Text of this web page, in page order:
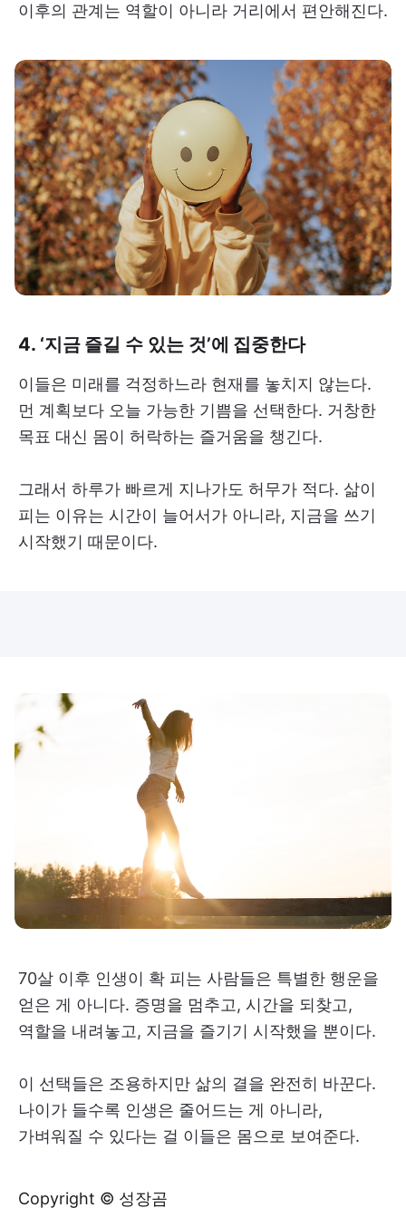
이후의 관계는 역할이 아니라 거리에서 편안해진다.
4. ‘지금 즐길 수 있는 것’에 집중한다
이들은 미래를 걱정하느라 현재를 놓치지 않는다.
먼 계획보다 오늘 가능한 기쁨을 선택한다. 거창한
목표 대신 몸이 허락하는 즐거움을 챙긴다.
그래서 하루가 빠르게 지나가도 허무가 적다. 삶이
피는 이유는 시간이 늘어서가 아니라, 지금을 쓰기
시작했기 때문이다.
70살 이후 인생이 확 피는 사람들은 특별한 행운을
얻은 게 아니다. 증명을 멈추고, 시간을 되찾고,
역할을 내려놓고, 지금을 즐기기 시작했을 뿐이다.
이 선택들은 조용하지만 삶의 결을 완전히 바꾼다.
나이가 들수록 인생은 줄어드는 게 아니라,
가벼워질 수 있다는 걸 이들은 몸으로 보여준다.
Copyright © 성장곰